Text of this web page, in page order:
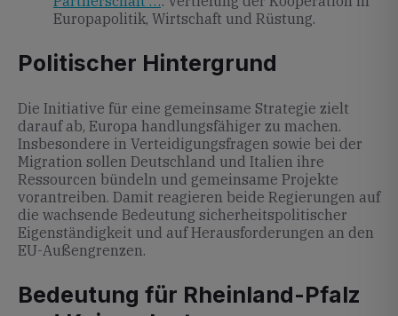
Europapolitik, Wirtschaft und Rüstung.
Politischer Hintergrund
Die Initiative für eine gemeinsame Strategie zielt
darauf ab, Europa handlungsfähiger zu machen.
Insbesondere in Verteidigungsfragen sowie bei der
Migration sollen Deutschland und Italien ihre
Ressourcen bündeln und gemeinsame Projekte
vorantreiben. Damit reagieren beide Regierungen auf
die wachsende Bedeutung sicherheitspolitischer
Eigenständigkeit und auf Herausforderungen an den
EU-Außengrenzen.
Bedeutung für Rheinland-Pfalz